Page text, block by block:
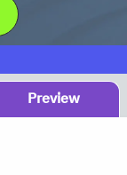
Preview